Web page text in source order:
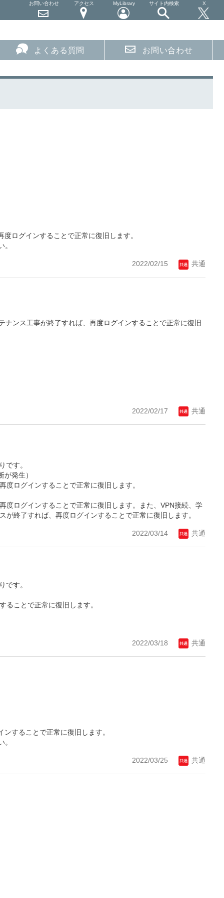
お問い合わせ アクセス MyLibrary サイト内検索 X
よくある質問 お問い合わせ
ログインすることで正常に復旧します。
2022/02/15 共通
ンス工事が終了すれば、再度ログインすることで正常に復旧
2022/02/17 共通
です。
発生）
ログインすることで正常に復旧します。
ログインすることで正常に復旧します。また、VPN接続、学
終了すれば、再度ログインすることで正常に復旧します。
2022/03/14 共通
です。
ことで正常に復旧します。
2022/03/18 共通
することで正常に復旧します。
2022/03/25 共通